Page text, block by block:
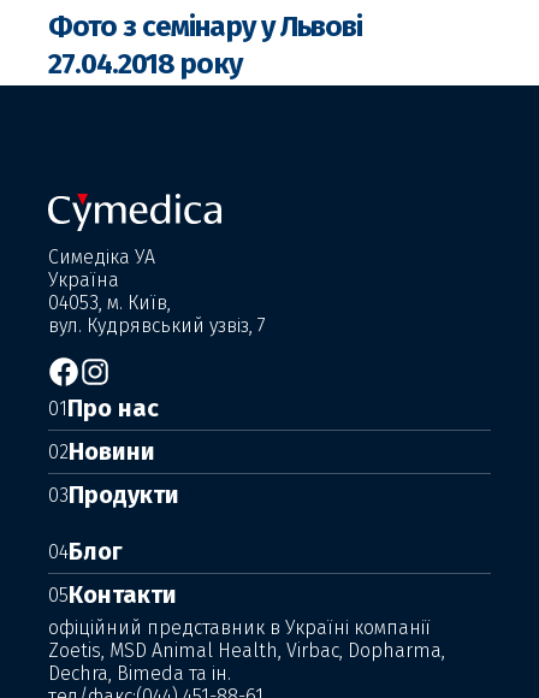
Фото з семінару у Львові
27.04.2018 року
Симедіка УА
Україна
04053, м. Київ,
вул. Кудрявський узвіз, 7
01Про нас
02Новини
03Продукти
04Блог
05Контакти
офіційний представник в Україні компанії
Zoetis, MSD Animal Health, Virbac, Dopharma,
Dechra, Bimeda та ін.